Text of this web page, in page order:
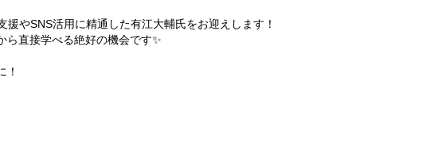
援やSNS活用に精通した有江大輔氏をお迎えします！
ら直接学べる絶好の機会です✨
！